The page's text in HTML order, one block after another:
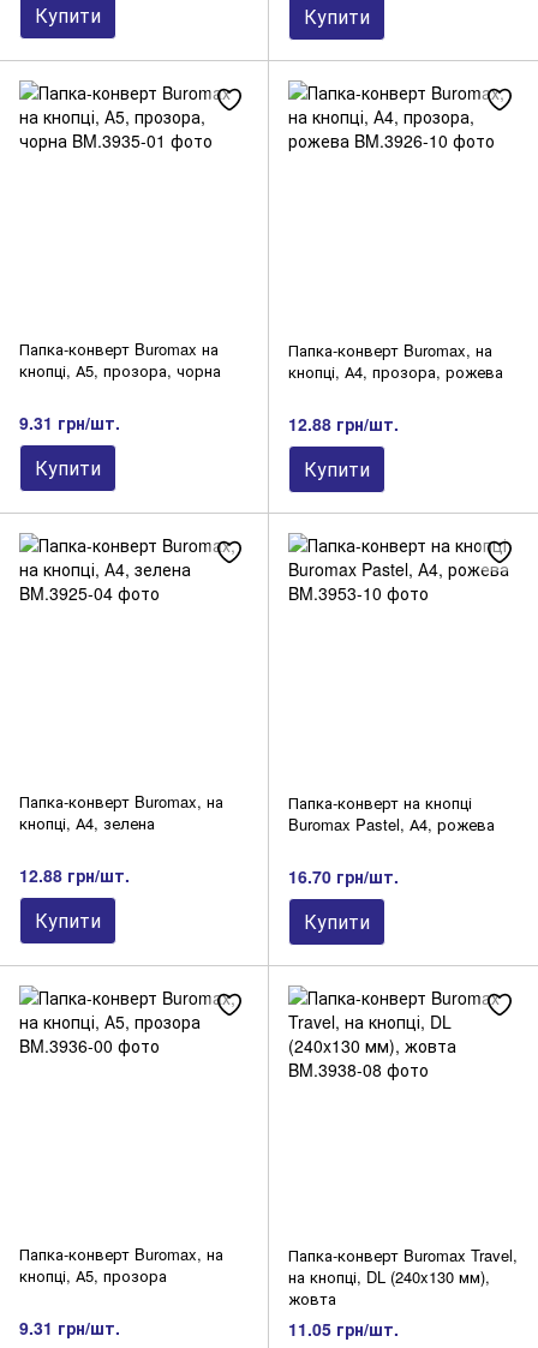
Купити Купити
Папка-конверт Buromax на
кнопці, А5, прозора, чорна
9.31 грн/шт.
Купити
Папка-конверт Buromax, на
кнопці, А4, прозора, рожева
12.88 грн/шт.
Купити
Папка-конверт Buromax, на
кнопці, А4, зелена
12.88 грн/шт.
Купити
Папка-конверт на кнопці
Buromax Pastel, А4, рожева
16.70 грн/шт.
Купити
Папка-конверт Buromax, на
кнопці, А5, прозора
9.31 грн/шт.
Папка-конверт Buromax Travel,
на кнопці, DL (240x130 мм),
жовта
11.05 грн/шт.